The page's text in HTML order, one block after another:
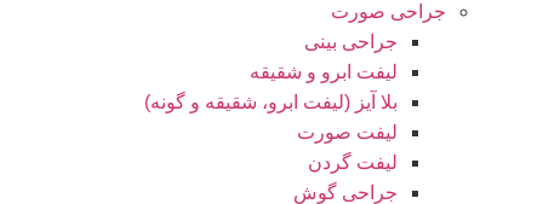
جراحی صورت
جراحی بینی
لیفت ابرو و شقیقه
بلا آیز (لیفت ابرو، شقیقه و گونه)
لیفت صورت
لیفت گردن
جراحی گوش